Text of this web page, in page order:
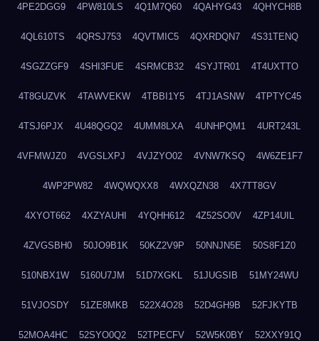
4PE2DGG9 4PW810LS 4Q1M7Q60 4QAHYG43 4QHYCH8B
4QL610TS 4QRSJ753 4QVTMIC5 4QXRDQN7 4S31TENQ
4SGZZGF9 4SHI3FUE 4SRMCB32 4SYJTR01 4T4UXTTO
4T8GUZVK 4TAWVEKW 4TBBI1Y5 4TJ1ASNW 4TPTYC45
4TSJ6PJX 4U48QGQ2 4UMM8LXA 4UNHPQM1 4URT243L
4VFMWJZ0 4VGSLXPJ 4VJZYO02 4VNW7KSQ 4W6ZE1F7
4WP2PW82 4WQWQXX8 4WXQZN38 4X7TT8GV
4XYOT662 4XZYAUHI 4YQHH612 4Z52SO0V 4ZP14UIL
4ZVGSBH0 50JO9B1K 50KZ2V9P 50NNJN5E 50S8F1Z0
510NBX1W 5160U7JM 51D7XGKL 51JUGSIB 51MY24WU
51VJOSDY 51ZE8MKB 522X4O28 52D4GH9B 52FJKYTB
52MOA4HC 52SYO0Q2 52TPECFV 52W5K0BY 52XXY91Q